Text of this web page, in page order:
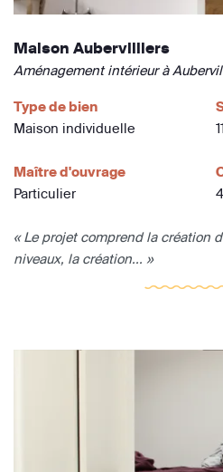
Maison Aubervilliers
Aménagement intérieur à
Type de bien
Maison individuelle
Maître d'ouvrage
Particulier
« Le projet comprend la création
niveaux, la création... »